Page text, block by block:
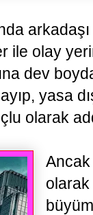
ile olay
dev
yasa
olarak
olarak